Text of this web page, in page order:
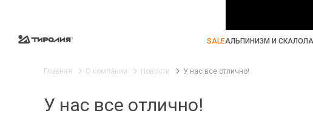
SALEАЛЬПИНИЗМ И
Главная О компании Новости У нас все отлично!
У нас все отлично!